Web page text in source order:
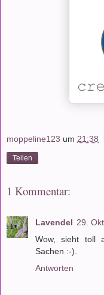
moppeline123 um 21:38
Teilen
1 Kommentar:
Lavendel 29.
Wow, sieht toll
Sachen :-).
Antworten